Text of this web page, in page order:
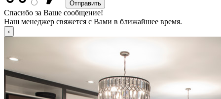
Спасибо за Ваше сообщение!
Наш менеджер свяжется с Вами в ближайшее время.